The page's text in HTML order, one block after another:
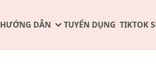
HƯỚNG DẪN TUYỂN DỤNG TIKTOK